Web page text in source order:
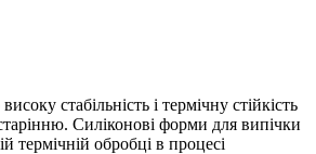
стабільність і термічну стійкість
Силіконові форми для випічки
термічній обробці в процесі